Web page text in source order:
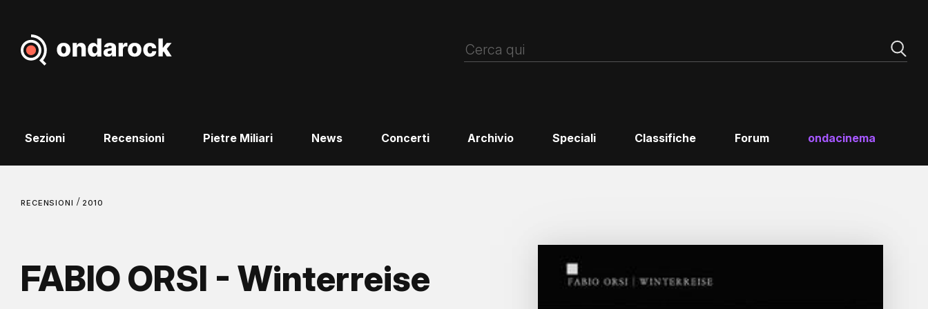
Sezioni Recensioni Pietre Miliari News Concerti Archivio Speciali Classifiche Forum ondacinema
RECENSIONI / 2010
FABIO ORSI - Winterreise